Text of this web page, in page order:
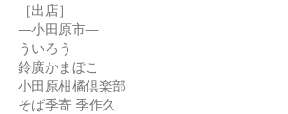
［出店］
―小田原市―
ういろう
鈴廣かまぼこ
小田原柑橘倶楽部
そば季寄 季作久